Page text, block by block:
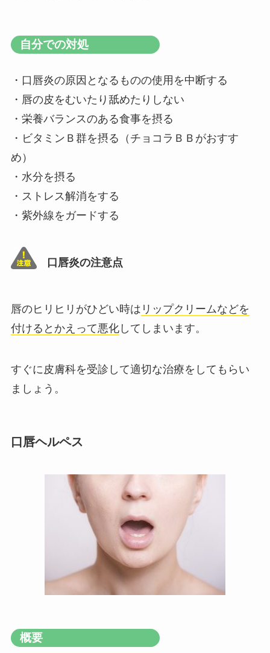
自分での対処
・口唇炎の原因となるものの使用を中断する
・唇の皮をむいたり舐めたりしない
・栄養バランスのある食事を摂る
・ビタミンＢ群を摂る（チョコラＢＢがおすす
め）
・水分を摂る
・ストレス解消をする
・紫外線をガードする
口唇炎の注意点
唇のヒリヒリがひどい時は リップクリームなどを
付けるとかえって悪化してしまいます。
すぐに皮膚科を受診して適切な治療をしてもらい
ましょう。
口唇ヘルペス
概要